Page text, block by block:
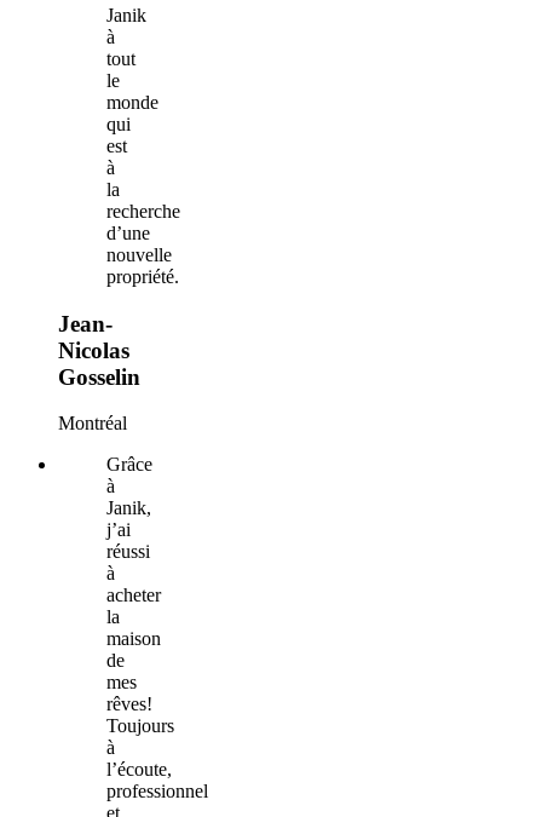
Janik
à
tout
le
monde
qui
est
à
la
recherche
d’une
nouvelle
propriété.
Jean-
Nicolas
Gosselin
Montréal
Grâce
à
Janik,
j’ai
réussi
à
acheter
la
maison
de
mes
rêves!
Toujours
à
l’écoute,
professionnel